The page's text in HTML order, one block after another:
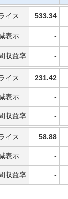
部解約の場合は一部
合はその際の解約控
用（「保険関係費用
定のお客さまには「
イス 533.34
表示 -
収益率 -
イス 231.42
表示 -
収益率 -
イス 58.88
表示 -
収益率 -